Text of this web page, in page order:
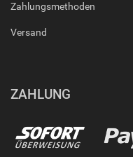
Zahlungsmethoden
Versand
ZAHLUNG